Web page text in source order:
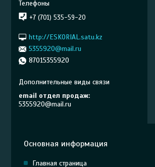
+7 (701) 535-59-20
http://ESKORIAL.satu.kz
5355920@mail.ru
87015355920
email отдел продаж
5355920@mail.ru
Основная информация
Главная страница